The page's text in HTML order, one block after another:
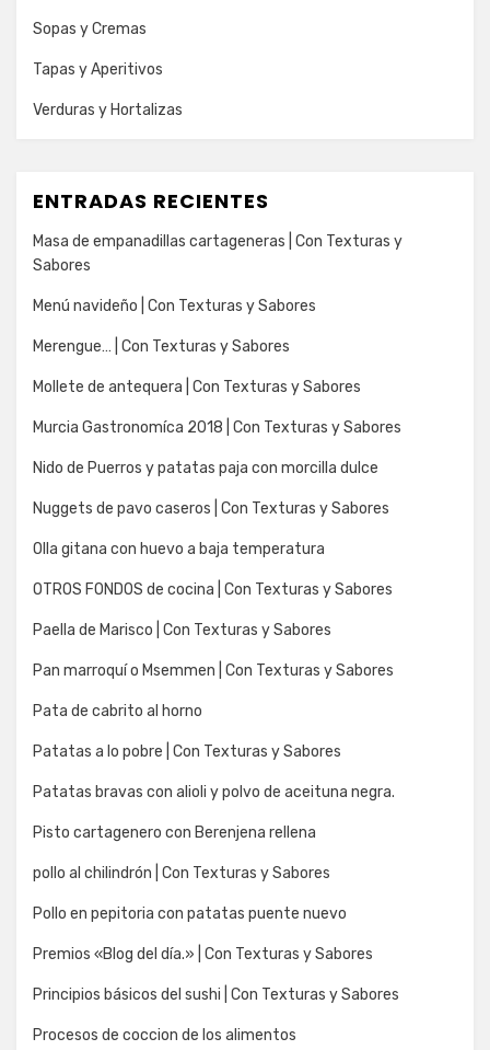
Sopas y Cremas
Tapas y Aperitivos
Verduras y Hortalizas
ENTRADAS RECIENTES
Masa de empanadillas cartageneras | Con Texturas y
Sabores
Menú navideño | Con Texturas y Sabores
Merengue… | Con Texturas y Sabores
Mollete de antequera | Con Texturas y Sabores
Murcia Gastronomíca 2018 | Con Texturas y Sabores
Nido de Puerros y patatas paja con morcilla dulce
Nuggets de pavo caseros | Con Texturas y Sabores
Olla gitana con huevo a baja temperatura
OTROS FONDOS de cocina | Con Texturas y Sabores
Paella de Marisco | Con Texturas y Sabores
Pan marroquí o Msemmen | Con Texturas y Sabores
Pata de cabrito al horno
Patatas a lo pobre | Con Texturas y Sabores
Patatas bravas con alioli y polvo de aceituna negra.
Pisto cartagenero con Berenjena rellena
pollo al chilindrón | Con Texturas y Sabores
Pollo en pepitoria con patatas puente nuevo
Premios «Blog del día.» | Con Texturas y Sabores
Principios básicos del sushi | Con Texturas y Sabores
Procesos de coccion de los alimentos